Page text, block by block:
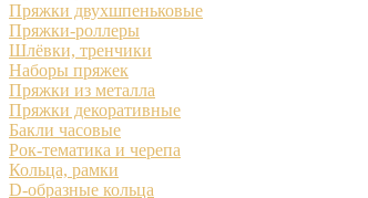
Пряжки двухшпеньковые
Пряжки-роллеры
Шлёвки, тренчики
Наборы пряжек
Пряжки из металла
Пряжки декоративные
Бакли часовые
Рок-тематика и черепа
Кольца, рамки
D-образные кольца